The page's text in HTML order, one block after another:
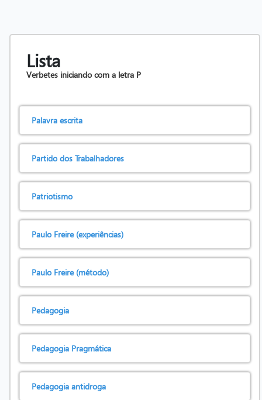
Lista
Verbetes iniciando com a letra P
Palavra escrita
Partido dos Trabalhadores
Patriotismo
Paulo Freire (experiências)
Paulo Freire (método)
Pedagogia
Pedagogia Pragmática
Pedagogia antidroga